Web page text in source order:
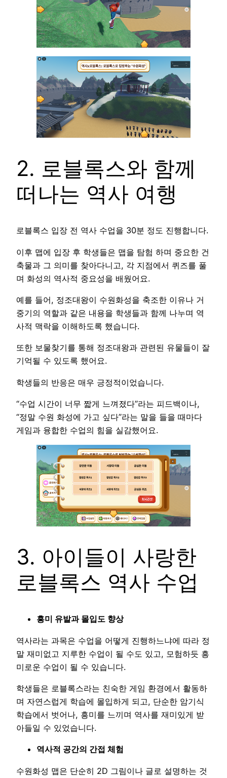
2. 로블록스와 함께
떠나는 역사 여행
로블록스 입장 전 역사 수업을 30분 정도 진행합니다.
이후 맵에 입장 후 학생들은 맵을 탐험 하며 중요한 건
축물과 그 의미를 찾아다니고, 각 지점에서 퀴즈를 풀
며 화성의 역사적 중요성을 배웠어요.
예를 들어, 정조대왕이 수원화성을 축조한 이유나 거
중기의 역할과 같은 내용을 학생들과 함께 나누며 역
사적 맥락을 이해하도록 했습니다.
또한 보물찾기를 통해 정조대왕과 관련된 유물들이 잘
기억될 수 있도록 했어요.
학생들의 반응은 매우 긍정적이었습니다.
“수업 시간이 너무 짧게 느껴졌다”라는 피드백이나,
“정말 수원 화성에 가고 싶다”라는 말을 들을 때마다
게임과 융합한 수업의 힘을 실감했어요.
3. 아이들이 사랑한
로블록스 역사 수업
흥미 유발과 몰입도 향상
역사라는 과목은 수업을 어떻게 진행하느냐에 따라 정
말 재미없고 지루한 수업이 될 수도 있고, 모험하듯 흥
미로운 수업이 될 수 있습니다.
학생들은 로블록스라는 친숙한 게임 환경에서 활동하
며 자연스럽게 학습에 몰입하게 되고, 단순한 암기식
학습에서 벗어나, 흥미를 느끼며 역사를 재미있게 받
아들일 수 있었습니다.
역사적 공간의 간접 체험
수원화성 맵은 단순히 2D 그림이나 글로 설명하는 것